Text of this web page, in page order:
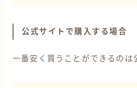
公式サイトで購入する場合
一番安く買うことができるのは